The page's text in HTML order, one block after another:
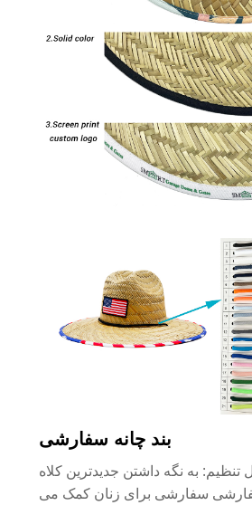
بند چانه سفارشی
تنظیم: به نگه داشتن جدیدترین کلاه
سفارشی برای زنان کمک می